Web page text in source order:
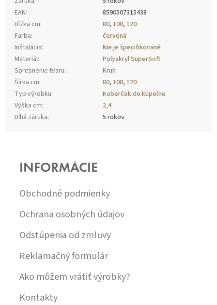
EAN:
8590507315438
Dĺžka cm: 80, 100, 120
Farba:
červená
Inštalácia:
Nie je špecifikované
Materiál:
Polyakryl SuperSoft
Spresnenie tvaru:
Kruh
Šírka cm: 80, 100, 120
Typ výrobku:
Koberček do kúpeľne
Výška cm:
2,4
Dlhá záruka:
5 rokov
INFORMÁCIE
Obchodné podmienky
Ochrana osobných údajov
Odstúpenia od zmluvy
Reklamačný formulár
Ako môžem vrátiť výrobky?
Kontakty